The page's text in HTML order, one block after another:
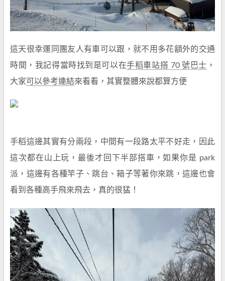
這天很幸運同團友人有車可以跟，就不用多花額外的交通
時間，我記得當時找到是可以在手稻車站搭 70 號巴士 ，
大家可以參考連結來看看，其實整體來說都算方便
手稻這邊其實有分兩段，中間有一段路太平不好走，因此
這次都在山上玩，最後才回下半部搭車，如果你是 park
派，這邊有各種竿子、跳台、箱子等著你來跳，這邊也會
看到各種高手飛來飛去，真的很猛！